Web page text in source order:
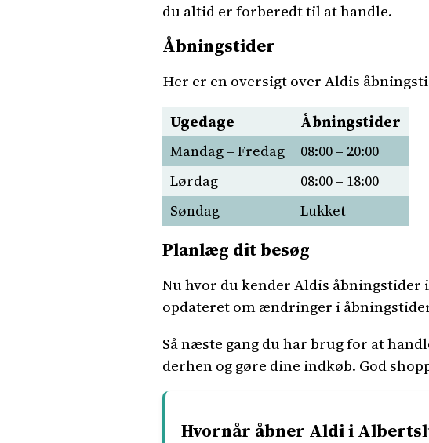
du altid er forberedt til at handle.
Åbningstider
Her er en oversigt over Aldis
Ugedage
Åbningstider
Mandag – Fredag
08:00 – 20:00
Lørdag
08:00 – 18:00
Søndag
Lukket
Planlæg dit besøg
Nu hvor du kender Aldis åbningstider
opdateret om ændringer i
Så næste gang du har brug for at
derhen og gøre dine indkøb. God
Hvornår åbner Aldi i